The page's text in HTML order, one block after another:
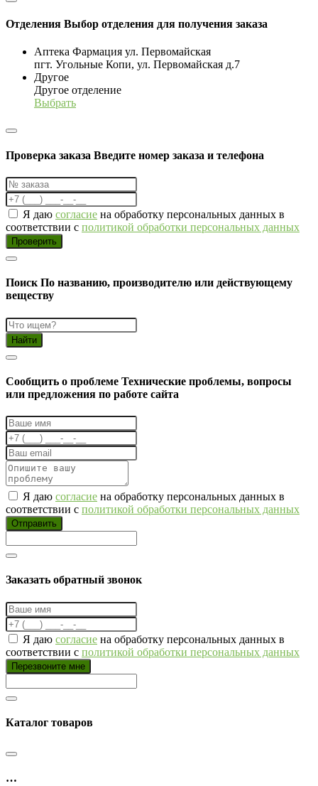
Отделения Выбор отделения для получения заказа
Аптека Фармация ул. Первомайская
пгт. Угольные Копи, ул. Первомайская д.7
Другое
Другое отделение
Выбрать
Проверка заказа Введите номер заказа и телефона
Я даю согласие на обработку персональных данных в
соответствии с политикой обработки персональных данных
Проверить
Поиск По названию, производителю или действующему
веществу
Найти
Cообщить о проблеме Технические проблемы, вопросы
или предложения по работе сайта
Я даю согласие на обработку персональных данных в
соответствии с политикой обработки персональных данных
Отправить
Заказать обратный звонок
Я даю согласие на обработку персональных данных в
соответствии с политикой обработки персональных данных
Перезвоните мне
Каталог товаров
…